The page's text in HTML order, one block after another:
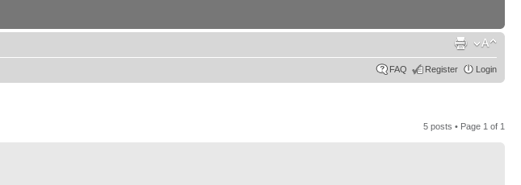
FAQ Register Login
5 posts • Page 1 of 1